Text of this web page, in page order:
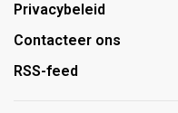
Privacybeleid
Contacteer ons
RSS-feed